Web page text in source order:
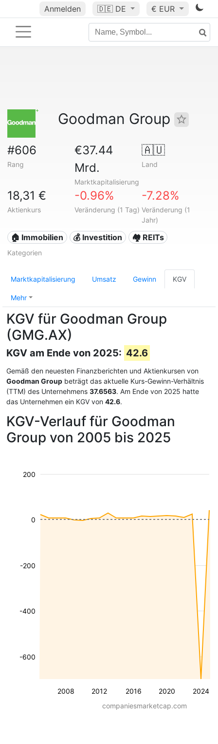
Anmelden 🇩🇪 DE € EUR
Goodman Group
#606
Rang
€37.44
Mrd.
Marktkapitalisierung
🇦🇺
Land
18,31 €
Aktienkurs
-0.96%
Veränderung (1 Tag)
-7.28%
Veränderung (1
Jahr)
🏠 Immobilien 💰 Investition 🏘️ REITs
Kategorien
Marktkapitalisierung Umsatz Gewinn KGV
Mehr
KGV für Goodman Group
(GMG.AX)
KGV am Ende von 2025: 42.6
Gemäß den neuesten Finanzberichten und Aktienkursen von
Goodman Group beträgt das aktuelle Kurs-Gewinn-Verhältnis
(TTM) des Unternehmens 37.6563. Am Ende von 2025 hatte
das Unternehmen ein KGV von 42.6.
KGV-Verlauf für Goodman
Group von 2005 bis 2025
2008 2012 2016 2020 2024
-600
-400
-200
200
0
companiesmarketcap.com